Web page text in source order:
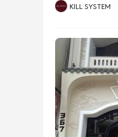
KILL SYSTEM